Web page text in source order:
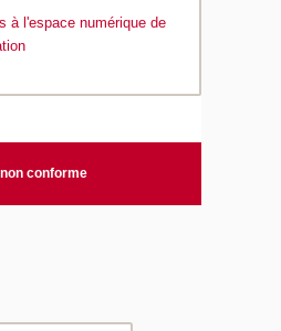
à l'espace numérique de
conforme